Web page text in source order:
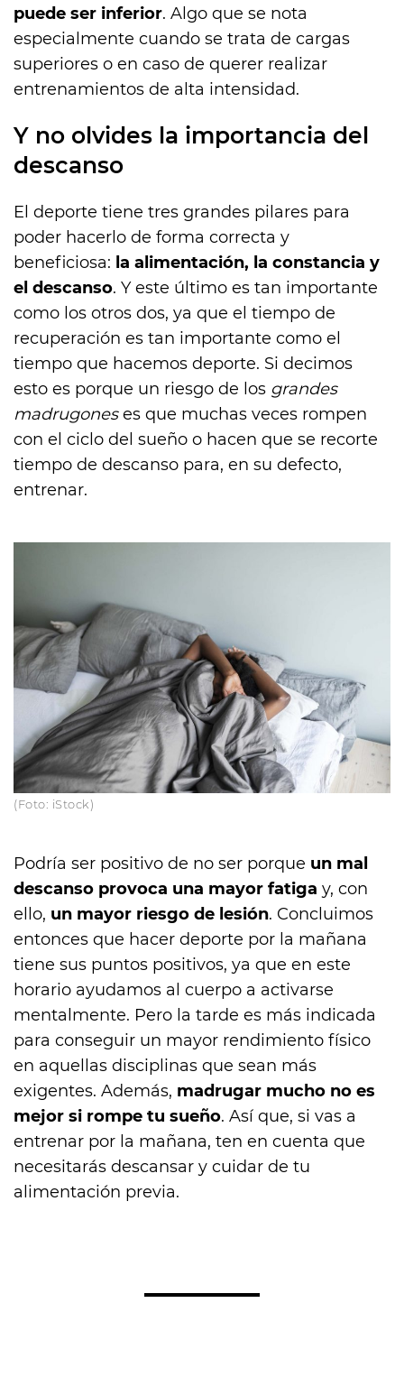
puede ser inferior. Algo que se nota
especialmente cuando se trata de cargas
superiores o en caso de querer realizar
entrenamientos de alta intensidad.
Y no olvides la importancia del
descanso
El deporte tiene tres grandes pilares para
poder hacerlo de forma correcta y
beneficiosa: la alimentación, la constancia y
el descanso. Y este último es tan importante
como los otros dos, ya que el tiempo de
recuperación es tan importante como el
tiempo que hacemos deporte. Si decimos
esto es porque un riesgo de los grandes
madrugoneses que muchas veces rompen
con el ciclo del sueño o hacen que se recorte
tiempo de descanso para, en su defecto,
entrenar.
(Foto: iStock)
Podría ser positivo de no ser porque un mal
descanso provoca una mayor fatiga y, con
ello, un mayor riesgo de lesión. Concluimos
entonces que hacer deporte por la mañana
tiene sus puntos positivos, ya que en este
horario ayudamos al cuerpo a activarse
mentalmente. Pero la tarde es más indicada
para conseguir un mayor rendimiento físico
en aquellas disciplinas que sean más
exigentes. Además, madrugar mucho no es
mejor si rompe tu sueño. Así que, si vas a
entrenar por la mañana, ten en cuenta que
necesitarás descansar y cuidar de tu
alimentación previa.